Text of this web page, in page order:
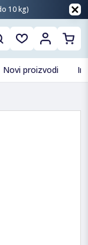
10 kg)
Novi proizvodi